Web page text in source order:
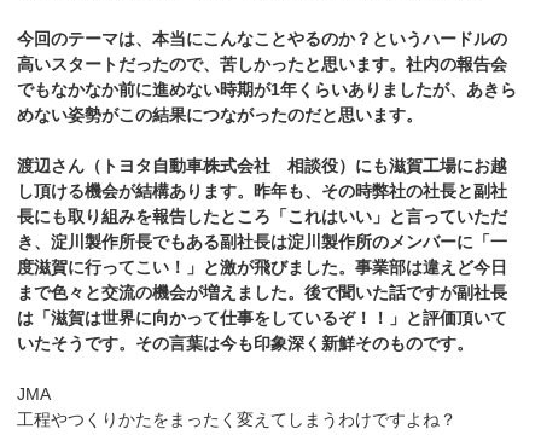
今回のテーマは、本当にこんなことやるのか？というハードルの
高いスタートだったので、苦しかったと思います。社内の報告会
でもなかなか前に進めない時期が1年くらいありましたが、あきら
めない姿勢がこの結果につながったのだと思います。
渡辺さん（トヨタ自動車株式会社 相談役）にも滋賀工場にお越
し頂ける機会が結構あります。昨年も、その時弊社の社長と副社
長にも取り組みを報告したところ「これはいい」と言っていただ
き、淀川製作所長でもある副社長は淀川製作所のメンバーに「一
度滋賀に行ってこい！」と激が飛びました。事業部は違えど今日
まで色々と交流の機会が増えました。後で聞いた話ですが副社長
は「滋賀は世界に向かって仕事をしているぞ！！」と評価頂いて
いたそうです。その言葉は今も印象深く新鮮そのものです。
JMA
工程やつくりかたをまったく変えてしまうわけですよね？